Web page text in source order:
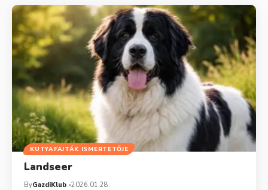
KUTYAFAJTÁK ISMERTETŐJE
Landseer
ByGazdiKlub 2026.01.28.